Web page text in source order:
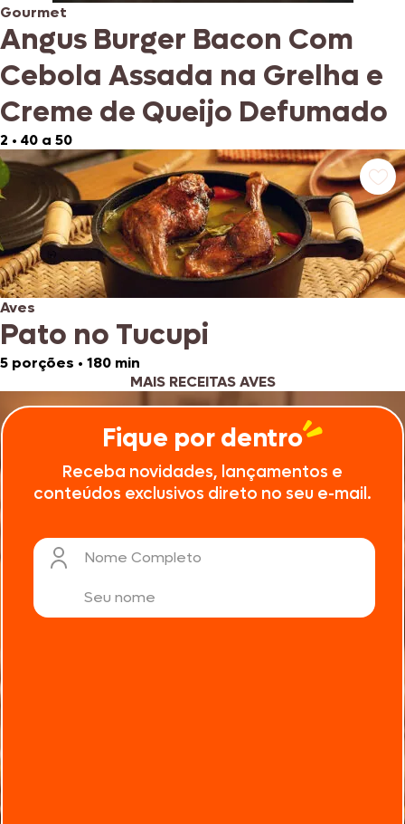
Gourmet
Angus Burger Bacon Com
Cebola Assada na Grelha e
Creme de Queijo Defumado
2 • 40 a 50
Aves
Pato no Tucupi
5 porções • 180 min
MAIS RECEITAS AVES
Fique por dentro
Receba novidades, lançamentos e
conteúdos exclusivos direto no seu e-mail.
Nome Completo